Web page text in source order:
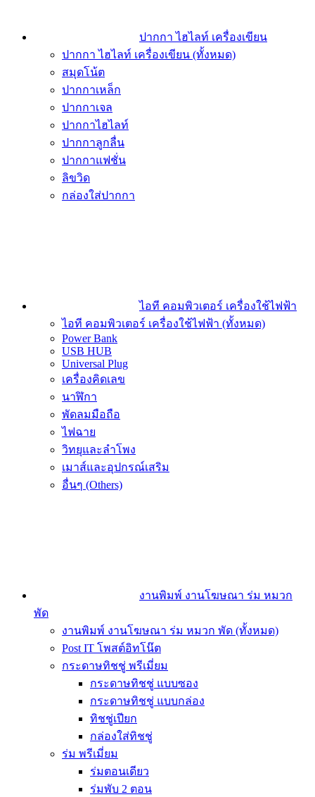
ปากกา ไฮไลท์ เครื่องเขียน
ปากกา ไฮไลท์ เครื่องเขียน (ทั้งหมด)
สมุดโน้ต
ปากกาเหล็ก
ปากกาเจล
ปากกาไฮไลท์
ปากกาลูกลื่น
ปากกาแฟชั่น
ลิขวิด
กล่องใส่ปากกา
ไอที คอมพิวเตอร์ เครื่องใช้ไฟฟ้า
ไอที คอมพิวเตอร์ เครื่องใช้ไฟฟ้า (ทั้งหมด)
Power Bank
USB HUB
Universal Plug
เครื่องคิดเลข
นาฬิกา
พัดลมมือถือ
ไฟฉาย
วิทยุและลำโพง
เมาส์และอุปกรณ์เสริม
อื่นๆ (Others)
งานพิมพ์ งานโฆษณา ร่ม หมวก
พัด
งานพิมพ์ งานโฆษณา ร่ม หมวก พัด (ทั้งหมด)
Post IT โพสต์อิทโน๊ต
กระดาษทิชชู่ พรีเมี่ยม
กระดาษทิชชู่ แบบซอง
กระดาษทิชชู่ แบบกล่อง
ทิชชู่เปียก
กล่องใส่ทิชชู่
ร่ม พรีเมี่ยม
ร่มตอนเดียว
ร่มพับ 2 ตอน